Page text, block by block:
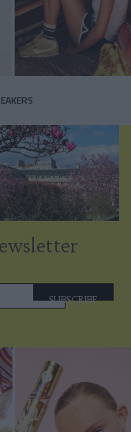
SUBSCRIBE